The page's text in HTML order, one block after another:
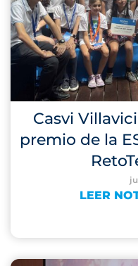
Casvi
premio de la
LEER